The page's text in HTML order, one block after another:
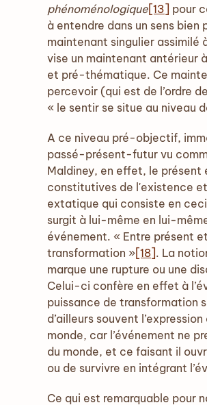
phénoménologique[13] pour
à entendre dans un sens
maintenant singulier assimilé
vise un maintenant antérieur
et pré-thématique. Ce
percevoir (qui est de l’ordre
« le sentir se situe au niveau
A ce niveau pré-objectif,
passé-présent-futur vu
Maldiney, en effet, le présent
constitutives de l'existence
extatique qui consiste en
surgit à lui-même en lui-
événement. « Entre présent
transformation »[18]. La
marque une rupture ou une
Celui-ci confère en effet à
puissance de transformation
d’ailleurs souvent
monde, car l’événement ne
du monde, et ce faisant il
ou de survivre en intégrant
Ce qui est remarquable pour